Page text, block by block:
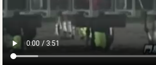
ご注意
・レース映像が見られない方は以下のリンクをご確認
レース映像が見られない方はこちら>>